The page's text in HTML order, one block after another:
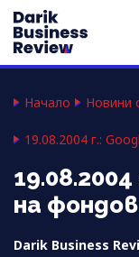
Начало Новини
19.08.2004 г.:
на
Darik Business